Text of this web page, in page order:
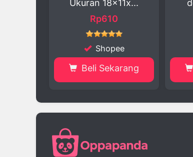
dengan Pisau ...
Rp5.799
Shopee
Beli Sekarang